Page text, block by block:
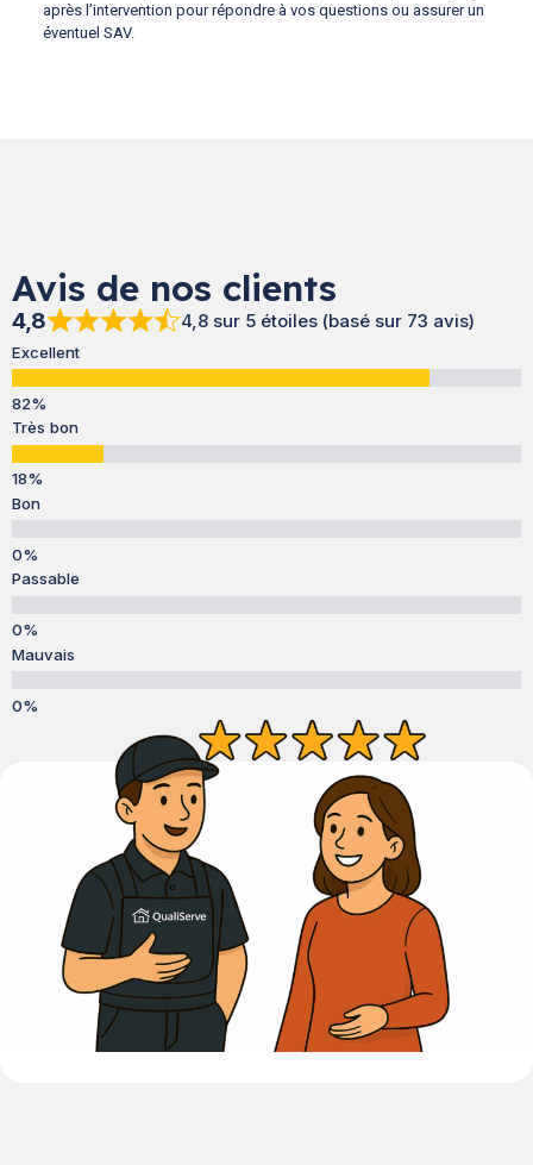
après l’intervention pour répondre à vos questions ou assurer un
éventuel SAV.
Avis de nos clients
4,8 4,8 sur 5 étoiles (basé sur 73 avis)
Excellent
Très bon
Bon
Passable
Mauvais